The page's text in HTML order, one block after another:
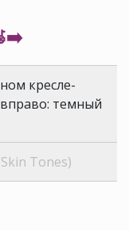
кресле-
темный
Tones)